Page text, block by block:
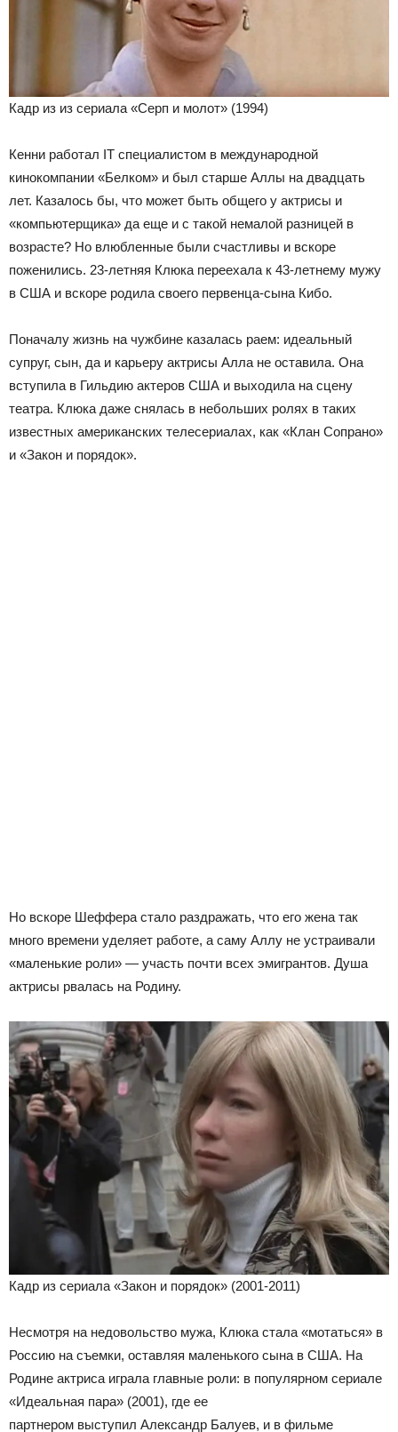
Кадр из из сериала «Серп и молот» (1994)
Кенни работал IT специалистом в международной
кинокомпании «Белком» и был старше Аллы на двадцать
лет. Казалось бы, что может быть общего у актрисы и
«компьютерщика» да еще и с такой немалой разницей в
возрасте? Но влюбленные были счастливы и вскоре
поженились. 23-летняя Клюка переехала к 43-летнему мужу
в США и вскоре родила своего первенца-сына Кибо.
Поначалу жизнь на чужбине казалась раем: идеальный
супруг, сын, да и карьеру актрисы Алла не оставила. Она
вступила в Гильдию актеров США и выходила на сцену
театра. Клюка даже снялась в небольших ролях в таких
известных американских телесериалах, как «Клан Сопрано»
и «Закон и порядок».
Но вскоре Шеффера стало раздражать, что его жена так
много времени уделяет работе, а саму Аллу не устраивали
«маленькие роли» — участь почти всех эмигрантов. Душа
актрисы рвалась на Родину.
Кадр из сериала «Закон и порядок» (2001-2011)
Несмотря на недовольство мужа, Клюка стала «мотаться» в
Россию на съемки, оставляя маленького сына в США. На
Родине актриса играла главные роли: в популярном сериале
«Идеальная пара» (2001), где ее
партнером выступил Александр Балуев, и в фильме